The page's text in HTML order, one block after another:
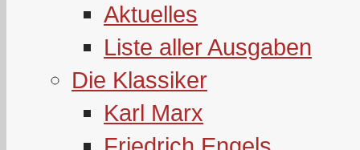
Aktuelles
Liste aller Ausgaben
Die Klassiker
Karl Marx